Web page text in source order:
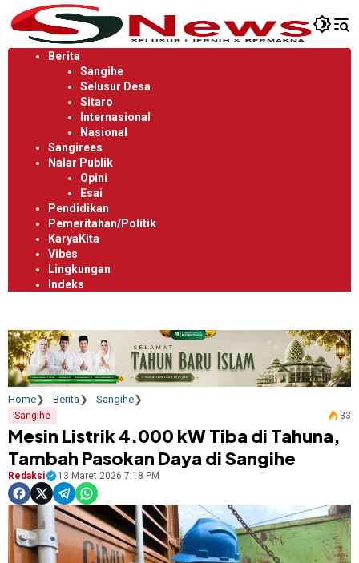
Langsung
ke
konten
Berita
Sangihe
Selusur Desa
Sitaro
Internasional
Nasional
Sangirees
Nalar Publik
Opini
Esai
Pendidikan
Pemeritahan/Politik
KaryaKita
Vibes
Lingkungan
Indeks
Home Berita Sangihe
Sangihe 33
Mesin Listrik 4.000 kW Tiba di Tahuna,
Tambah Pasokan Daya di Sangihe
Redaksi 13 Maret 2026 7:18 PM